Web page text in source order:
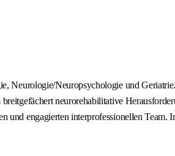
Neuropsychologie und
neurorehabilitative
engagierten interprofessionellen Team.